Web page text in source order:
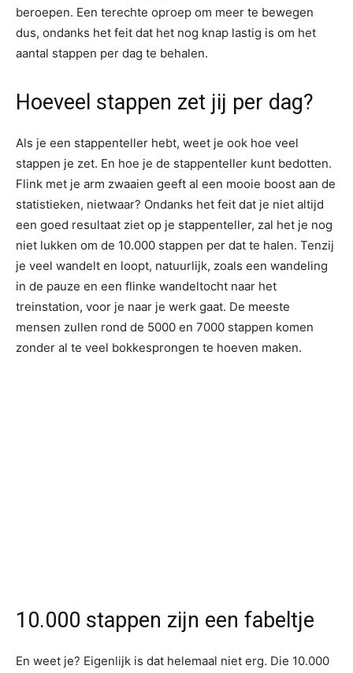
beroepen. Een terechte oproep om meer te bewegen
dus, ondanks het feit dat het nog knap lastig is om het
aantal stappen per dag te behalen.
Hoeveel stappen zet jij per dag?
Als je een stappenteller hebt, weet je ook hoe veel
stappen je zet. En hoe je de stappenteller kunt bedotten.
Flink met je arm zwaaien geeft al een mooie boost aan de
statistieken, nietwaar? Ondanks het feit dat je niet altijd
een goed resultaat ziet op je stappenteller, zal het je nog
niet lukken om de 10.000 stappen per dat te halen. Tenzij
je veel wandelt en loopt, natuurlijk, zoals een wandeling
in de pauze en een flinke wandeltocht naar het
treinstation, voor je naar je werk gaat. De meeste
mensen zullen rond de 5000 en 7000 stappen komen
zonder al te veel bokkesprongen te hoeven maken.
10.000 stappen zijn een fabeltje
En weet je? Eigenlijk is dat helemaal niet erg. Die 10.000